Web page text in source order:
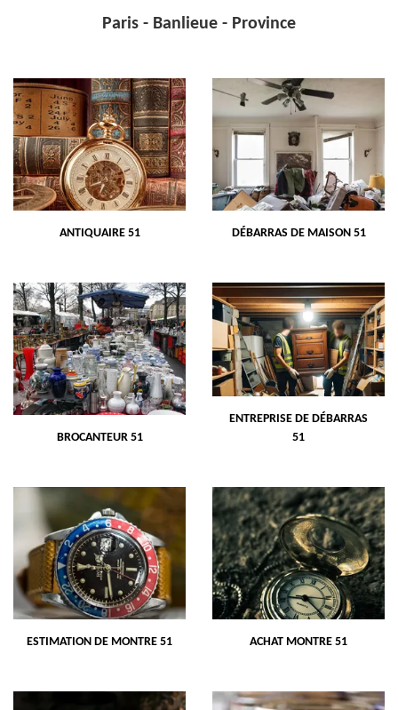
Paris - Banlieue - Province
ANTIQUAIRE 51 DÉBARRAS DE MAISON 51
BROCANTEUR 51
ENTREPRISE DE DÉBARRAS
51
ESTIMATION DE MONTRE 51 ACHAT MONTRE 51